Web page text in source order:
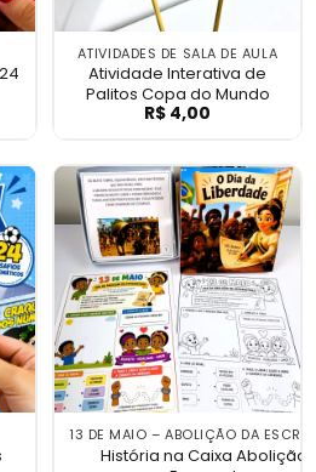
com 24 Fichas
ATIVIDADES DE SALA DE AULA
Atividade Interativa de
Palitos Copa do Mundo
Atividade
R$ 4,00
13 DE MAIO – ABOLIÇÃO DA
História na Caixa Abolição